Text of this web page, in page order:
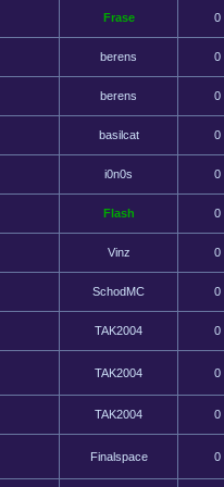
Frase 0
berens 0
berens 0
basilcat 0
i0n0s 0
Flash 0
Vinz 0
SchodMC 0
TAK2004 0
TAK2004 0
TAK2004 0
Finalspace 0